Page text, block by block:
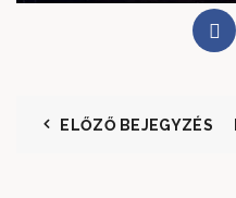
ELŐZŐ BEJEGYZÉS